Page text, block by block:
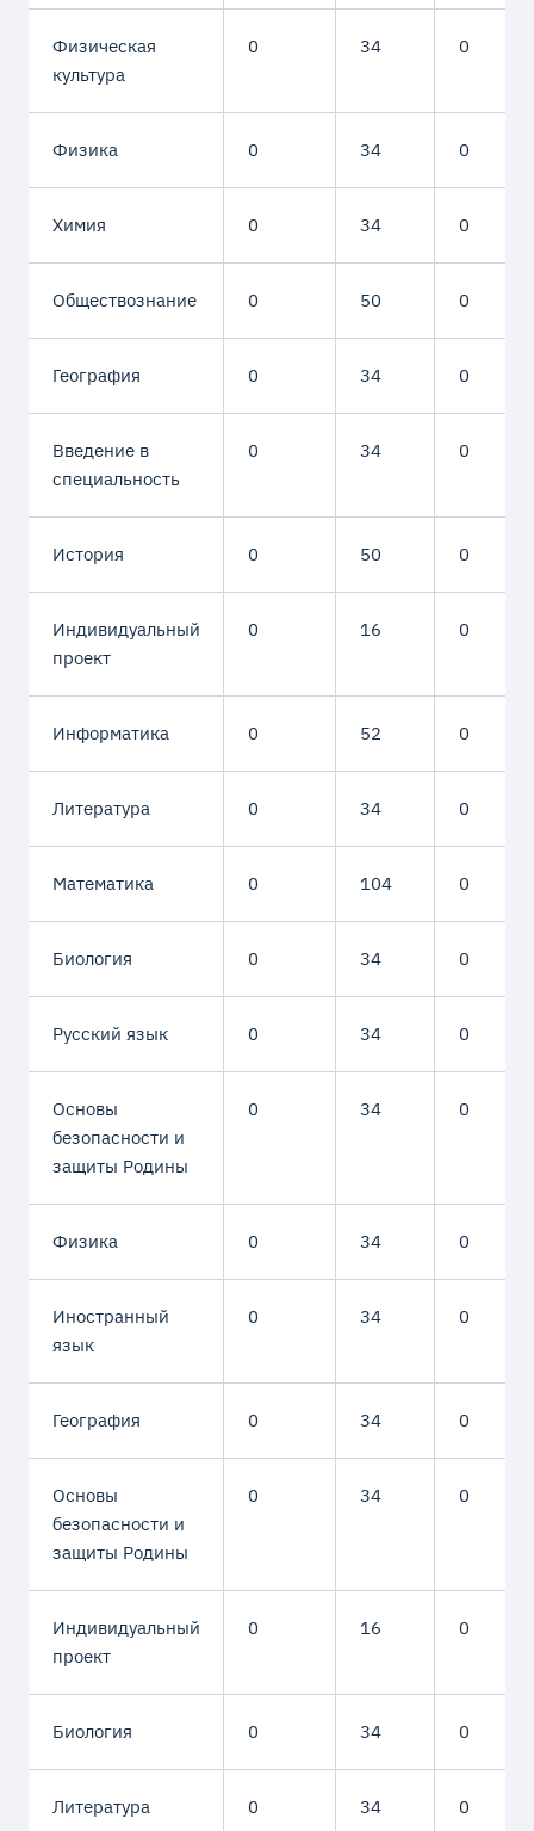
Физическая
культура
0 34 0
Физика 0 34 0
Химия 0 34 0
Обществознание 0 50 0
География 0 34 0
Введение в
специальность
0 34 0
История 0 50 0
Индивидуальный
проект
0 16 0
Информатика 0 52 0
Литература 0 34 0
Математика 0 104 0
Биология 0 34 0
Русский язык 0 34 0
Основы
безопасности и
защиты Родины
0 34 0
Физика 0 34 0
Иностранный
язык
0 34 0
География 0 34 0
Основы
безопасности и
защиты Родины
0 34 0
Индивидуальный
проект
0 16 0
Биология 0 34 0
Литература 0 34 0